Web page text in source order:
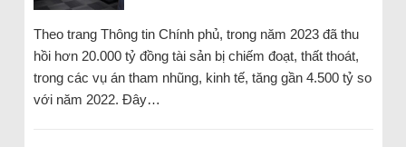
Theo trang Thông tin Chính phủ, trong năm 2023 đã thu
hồi hơn 20.000 tỷ đồng tài sản bị chiếm đoạt, thất thoát,
trong các vụ án tham nhũng, kinh tế, tăng gần 4.500 tỷ so
với năm 2022. Đây…